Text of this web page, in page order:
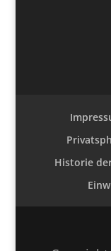
Historie